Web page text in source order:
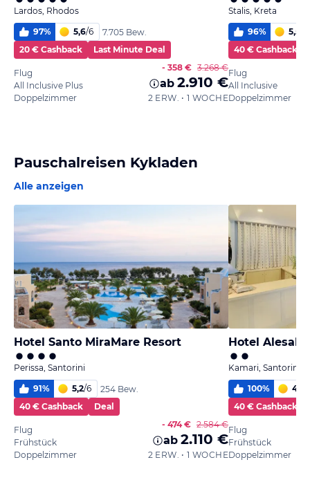
Lardos, Rhodos
97% 5,6/6
7.705 Bew.
20 € Cashback
Last Minute Deal
Flug
All Inclusive Plus
Doppelzimmer
- 358 € 3.268 €
ab 2.910 €
2 ERW. • 1 WOCHE
Stalis, Kreta
96% 5,5
40 € Cashback
Flug
All Inclusive
Doppelzimmer
Pauschalreisen Kykladen
Alle anzeigen
Hotel Santo MiraMare Resort
Perissa, Santorini
91% 5,2/6
254 Bew.
40 € Cashback
Deal
Flug
Frühstück
Doppelzimmer
- 474 € 2.584 €
ab 2.110 €
2 ERW. • 1 WOCHE
Hotel
Kamari, Santorini
100% 4,9
40 € Cashback
Flug
Frühstück
Doppelzimmer